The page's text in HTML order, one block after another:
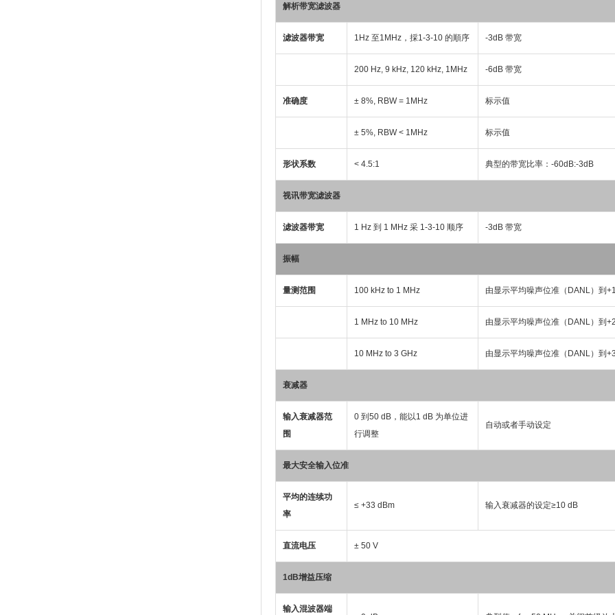
解析带宽滤波器
滤波器带宽 1Hz 至1MHz，採1-3-10 的順序 -3dB 带宽
200 Hz, 9 kHz, 120 kHz, 1MHz -6dB 带宽
准确度 ± 8%, RBW = 1MHz 标示值
± 5%, RBW < 1MHz 标示值
形状系数 < 4.5:1 典型的带宽比率：-60dB:-3dB
视讯带宽滤波器
滤波器带宽 1 Hz 到 1 MHz 采 1-3-10 顺序 -3dB 带宽
振幅
量测范围 100 kHz to 1 MHz 由显示平均噪声位准（DANL）到
1 MHz to 10 MHz 由显示平均噪声位准（DANL）到
10 MHz to 3 GHz 由显示平均噪声位准（DANL）到
衰减器
输入衰减器范
围
0 到50 dB，能以1 dB 为单位进
行调整
自动或者手动设定
最大安全输入位准
平均的连续功
率
≤ +33 dBm 输入衰减器的设定≥10 dB
直流电压 ± 50 V
1dB增益压缩
输入混波器端